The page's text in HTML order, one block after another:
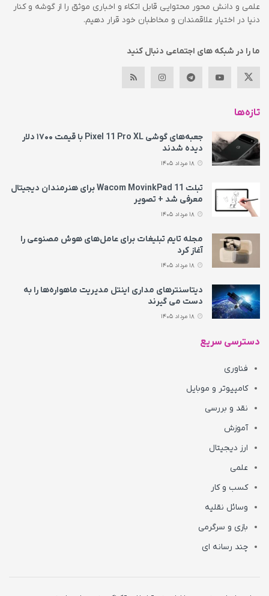
علمی و دانش محور محتوایی قابل اتکاء و اخباری موثق را از گوشه و کنار
دنیا در اختیار علاقمندان و مخاطبان خود قرار دهیم.
ما را در شبکه های اجتماعی دنبال کنید
تازه‌ها
جعبه‌های گوشی Pixel 11 Pro XL با قیمت ۱۷۰۰ دلار
دیده شدند
تبلت Wacom MovinkPad 11 برای هنرمندان دیجیتال
معرفی شد + تصویر
مجله تایم تبلیغات برای عامل‌های هوش مصنوعی را
آغاز کرد
دیتاسنترهای مداری اینتل مدیریت ماهواره‌ها را به
دست می‌ گیرند
دسترسی سریع
فناوری
کامپیوتر و موبایل
نقد و بررسی
آموزش
ارز دیجیتال
علمی
کسب و کار
وسائل نقلیه
بازی و سرگرمی
چند رسانه ای